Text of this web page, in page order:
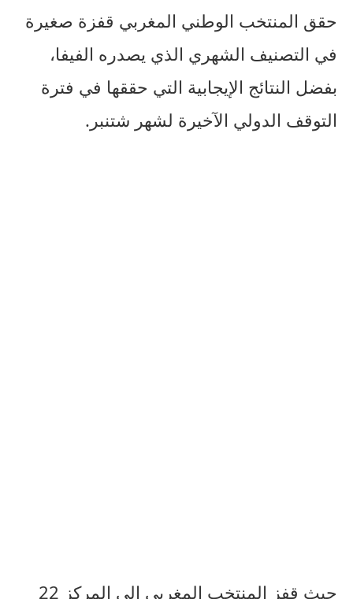
حقق المنتخب الوطني المغربي قفزة صغيرة
في التصنيف الشهري الذي يصدره الفيفا،
بفضل النتائج الإيجابية التي حققها في فترة
التوقف الدولي الآخيرة لشهر شتنبر.
حيث قفز المنتخب المغربي إلى المركز 22